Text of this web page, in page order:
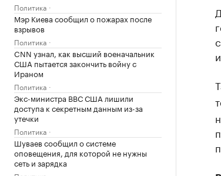
Политика
Мэр Киева сообщил о пожарах после
взрывов
Политика
CNN узнал, как высший военачальник
США пытается закончить войну с
Ираном
Политика
Экс-министра ВВС США лишили
доступа к секретным данным из-за
утечки
Политика
Шуваев сообщил о системе
оповещения, для которой не нужны
сеть и зарядка